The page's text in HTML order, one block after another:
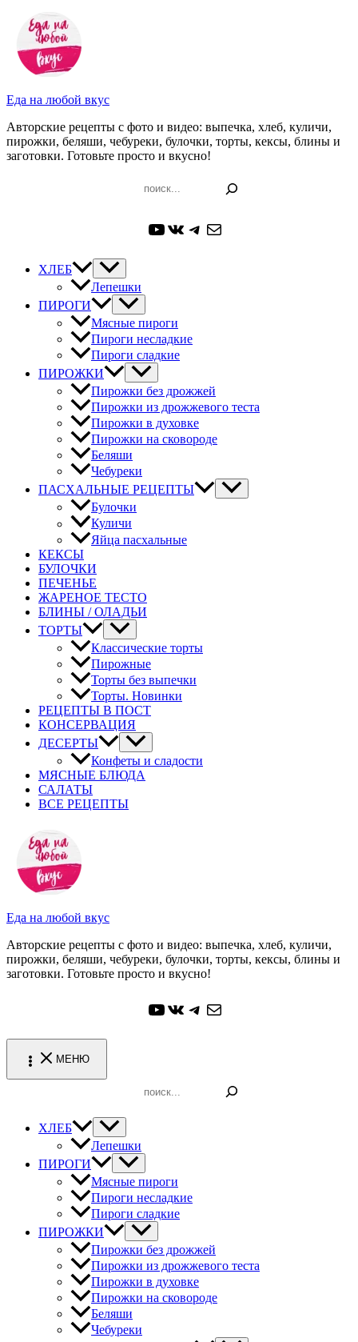
Перейти
содержимому
Еда на любой вкус
Авторские рецепты с фото и видео: выпечка, хлеб, куличи,
пирожки, беляши, чебуреки, булочки, торты, кексы, блины и
заготовки. Готовьте просто и вкусно!
YouTube
ВКонтакте
Telegram
Почта
ХЛЕБ
Лепешки
ПИРОГИ
Мясные пироги
Пироги несладкие
Пироги сладкие
ПИРОЖКИ
Пирожки без дрожжей
Пирожки из дрожжевого теста
Пирожки в духовке
Пирожки на сковороде
Беляши
Чебуреки
ПАСХАЛЬНЫЕ РЕЦЕПТЫ
Булочки
Куличи
Яйца пасхальные
КЕКСЫ
БУЛОЧКИ
ПЕЧЕНЬЕ
ЖАРЕНОЕ ТЕСТО
БЛИНЫ / ОЛАДЬИ
ТОРТЫ
Классические торты
Пирожные
Торты без выпечки
Торты. Новинки
РЕЦЕПТЫ В ПОСТ
КОНСЕРВАЦИЯ
ДЕСЕРТЫ
Конфеты и сладости
МЯСНЫЕ БЛЮДА
САЛАТЫ
ВСЕ РЕЦЕПТЫ
Еда на любой вкус
Авторские рецепты с фото и видео: выпечка, хлеб, куличи,
пирожки, беляши, чебуреки, булочки, торты, кексы, блины и
заготовки. Готовьте просто и вкусно!
YouTube
ВКонтакте
Telegram
Почта
МЕНЮ
ХЛЕБ
Лепешки
ПИРОГИ
Мясные пироги
Пироги несладкие
Пироги сладкие
ПИРОЖКИ
Пирожки без дрожжей
Пирожки из дрожжевого теста
Пирожки в духовке
Пирожки на сковороде
Беляши
Чебуреки